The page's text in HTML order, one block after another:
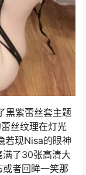
黑紫蕾丝套主题
丝纹理在灯光
若现Nisa的眼神
满了30张高清大
者回眸一笑那